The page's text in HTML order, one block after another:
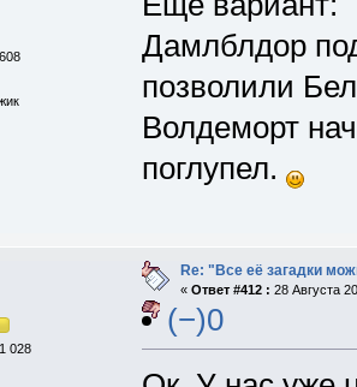
Дамлблдор
позволили
Волдеморт
поглупел.
028
Re: "Все её загадки
« Ответ #412 : 28 Августа
(−)0